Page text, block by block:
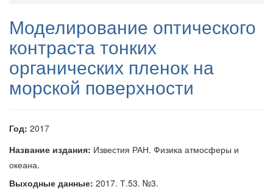
Моделирование оптического
контраста тонких
органических пленок на
морской поверхности
Год: 2017
Название издания: Известия РАН. Физика атмосферы и
океана.
Выходные данные: 2017. Т.53. №3.